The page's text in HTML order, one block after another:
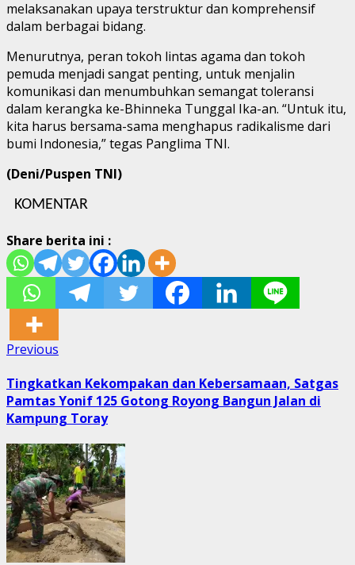
melaksanakan upaya terstruktur dan komprehensif
dalam berbagai bidang.
Menurutnya, peran tokoh lintas agama dan tokoh
pemuda menjadi sangat penting, untuk menjalin
komunikasi dan menumbuhkan semangat toleransi
dalam kerangka ke-Bhinneka Tunggal Ika-an. “Untuk itu,
kita harus bersama-sama menghapus radikalisme dari
bumi Indonesia,” tegas Panglima TNI.
(Deni/Puspen TNI)
KOMENTAR
Share berita ini :
Post
navigation
Previous
Tingkatkan Kekompakan dan Kebersamaan, Satgas
Pamtas Yonif 125 Gotong Royong Bangun Jalan di
Kampung Toray